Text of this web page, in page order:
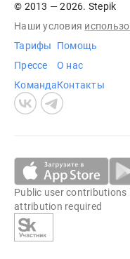
© 2013 — 2026. Stepik
Наши условия
Тарифы
Прессе
Команда
Помощь
О нас
Контакты
Public user contributions
attribution required